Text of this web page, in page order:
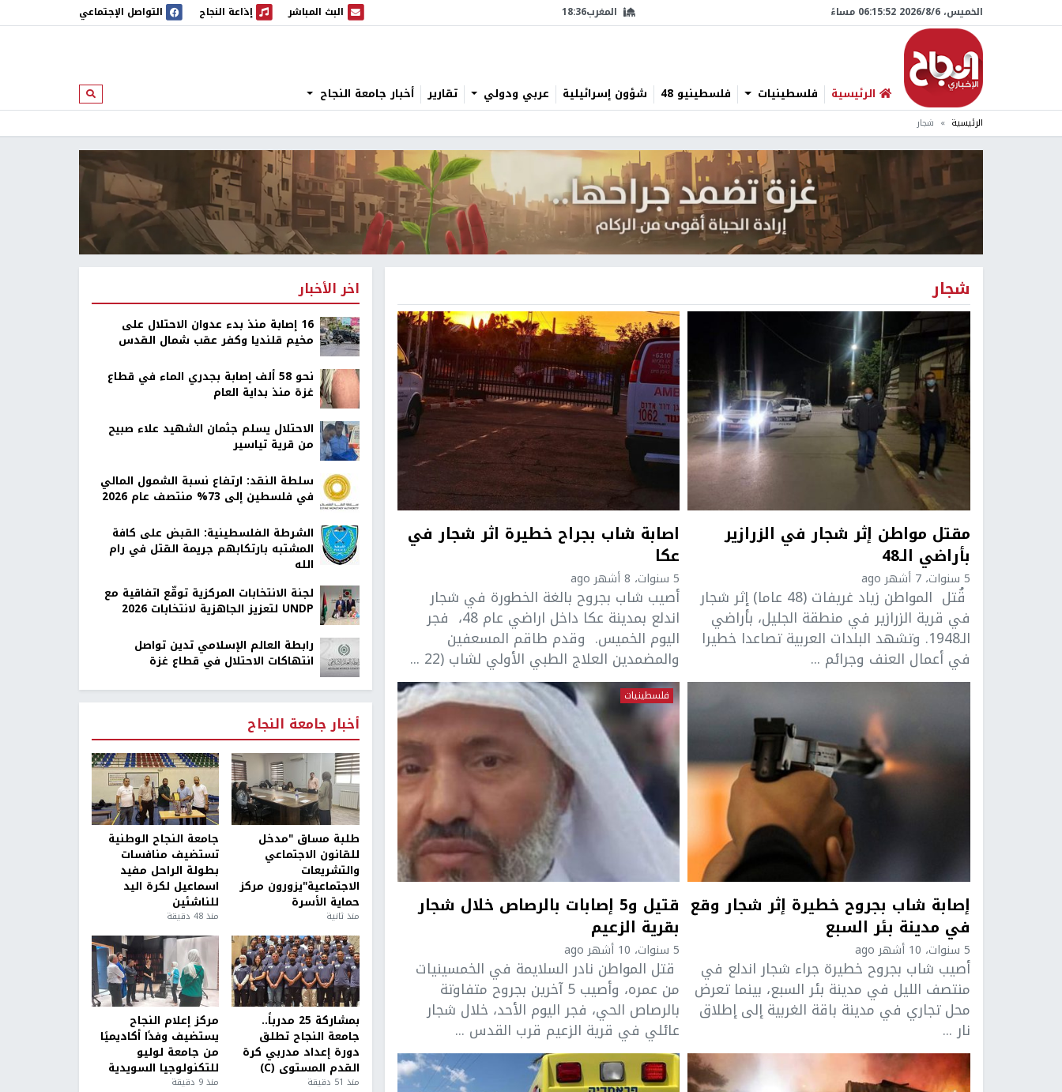
الخميس، 6/‏8/‏2026 06:15:53 مساءً المغرب18:36 البث المباشر
البث المباشر إذاعة النجاح
إذاعة النجاح التواصل الإجتماعي
الرئيسية فلسطينيات فلسطينيو 48 شؤون إسرائيلية عربي ودولي تقارير أخبار جامعة النجاح ابحث
الرئيسية شجار
شجار
مقتل مواطن إثر شجار في الزرازير
بأراضي الـ48
5 سنوات، 7 أشهر ago
قُتل المواطن زياد غريفات (48 عاما) إثر شجار
في قرية الزرازير في منطقة الجليل، بأراضي
الـ1948. وتشهد البلدات العربية تصاعدا خطيرا
في أعمال العنف وجرائم ...
اصابة شاب بجراح خطيرة اثر شجار في
عكا
5 سنوات، 8 أشهر ago
أصيب شاب بجروح بالغة الخطورة في شجار
اندلع بمدينة عكا داخل اراضي عام 48، فجر
اليوم الخميس. وقدم طاقم المسعفين
والمضمدين العلاج الطبي الأولي لشاب (22 ...
إصابة شاب بجروح خطيرة إثر شجار وقع
في مدينة بئر السبع
5 سنوات، 10 أشهر ago
أصيب شاب بجروح خطيرة جراء شجار اندلع في
منتصف الليل في مدينة بئر السبع، بينما تعرض
محل تجاري في مدينة باقة الغربية إلى إطلاق
نار ...
فلسطينيات
قتيل و5 إصابات بالرصاص خلال شجار
بقرية الزعيم
5 سنوات، 10 أشهر ago
قتل المواطن نادر السلايمة في الخمسينيات
من عمره، وأصيب 5 آخرين بجروح متفاوتة
بالرصاص الحي، فجر اليوم الأحد، خلال شجار
عائلي في قرية الزعيم قرب القدس ...
اخر الأخبار
16 إصابة منذ بدء عدوان الاحتلال على
مخيم قلنديا وكفر عقب شمال القدس
نحو 58 ألف إصابة بجدري الماء في قطاع
غزة منذ بداية العام
الاحتلال يسلم جثمان الشهيد علاء صبيح
من قرية تياسير
سلطة النقد: ارتفاع نسبة الشمول المالي
في فلسطين إلى 73% منتصف عام 2026
الشرطة الفلسطينية: القبض على كافة
المشتبه بارتكابهم جريمة القتل في رام
الله
لجنة الانتخابات المركزية توقّع اتفاقية مع
UNDP لتعزيز الجاهزية لانتخابات 2026
رابطة العالم الإسلامي تدين تواصل
انتهاكات الاحتلال في قطاع غزة
أخبار جامعة النجاح
طلبة مساق "مدخل
للقانون الاجتماعي
والتشريعات
الاجتماعية"يزورون مركز
حماية الأسرة
منذ ثانية
جامعة النجاح الوطنية
تستضيف منافسات
بطولة الراحل مفيد
اسماعيل لكرة اليد
للناشئين
منذ 48 دقيقة
بمشاركة 25 مدرباً..
جامعة النجاح تطلق
دورة إعداد مدربي كرة
القدم المستوى (C)
منذ 51 دقيقة
مركز إعلام النجاح
يستضيف وفدًا أكاديميًا
من جامعة لوليو
للتكنولوجيا السويدية
منذ 9 دقيقة